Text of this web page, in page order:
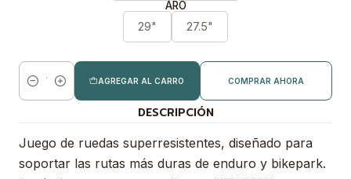
ARO
29" 27.5"
Cantidad
AGREGAR AL CARRO COMPRAR AHORA
DESCRIPCIÓN
Juego de ruedas superresistentes, diseñado para
soportar las rutas más duras de enduro y bikepark.